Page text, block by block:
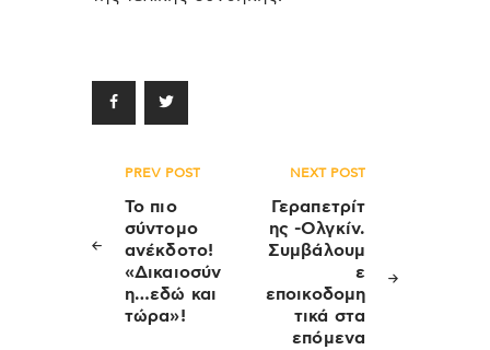
Πλοήγηση
άρθρων
PREV POST
Το πιο
σύντομο
ανέκδοτο!
«Δικαιοσύν
η…εδώ και
τώρα»!
NEXT POST
Γεραπετρίτ
ης -Ολγκίν.
Συμβάλουμ
ε
εποικοδομη
τικά στα
επόμενα